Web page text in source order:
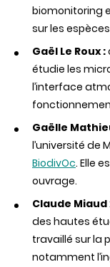
biomonitoring
sur les
Gaël Le Roux :
étudie les
l’interface
Gaëlle
l’université de
BiodivOc. Elle
ouvrage.
Claude Miaud
des hautes
travaillé sur la
notamment